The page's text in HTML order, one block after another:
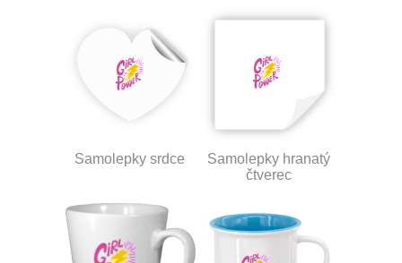
Samolepky srdce
Samolepky hranatý
čtverec